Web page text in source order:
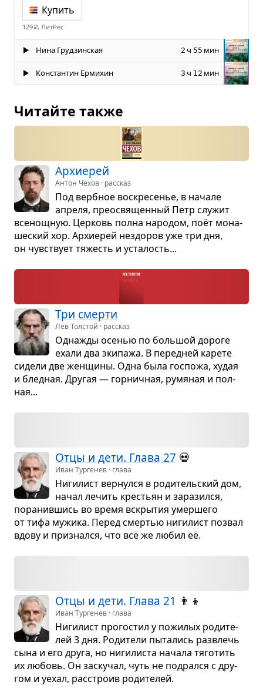
Купить
129 ₽, ЛитРес
Нина Грудзинская 2 ч 55 мин
Константин Ермихин 3 ч 12 мин
Читайте также
Архи­ерей
Антон Чехов · рассказ
Под верб­ное вос­кре­се­нье, в начале
апреля, прео­свя­щен­ный Петр слу­жит
все­нощ­ную. Цер­ковь полна наро­дом, поёт мона­
ше­ский хор. Архи­ерей нездо­ров уже три дня,
он чув­ствует тяжесть и уста­лость...
Три смерти
Лев Толстой · рассказ
Одна­жды осе­нью по боль­шой дороге
ехали два эки­пажа. В перед­ней карете
сидели две жен­щины. Одна была гос­пожа, худая
и блед­ная. Дру­гая — гор­нич­ная, румя­ная и пол­
ная...
Отцы и дети. Глава 27 💀
Иван Тургенев · глава
Ниги­лист вер­нулся в роди­тель­ский дом,
начал лечить кре­стьян и зара­зился,
пора­нив­шись во время вскры­тия умер­шего
от тифа мужика. Перед смер­тью ниги­лист позвал
вдову и при­знался, что всё же любил её.
Отцы и дети. Глава 21 👨‍👦
Иван Тургенев · глава
Ниги­лист про­го­стил у пожи­лых роди­те­
лей 3 дня. Роди­тели пыта­лись раз­влечь
сына и его друга, но ниги­ли­ста начала тяго­тить
их любовь. Он заску­чал, чуть не под­рался с дру­
гом и уехал, рас­строив роди­те­лей.